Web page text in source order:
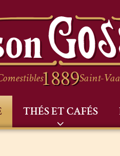
Saint-
THÉS ET CAFÉS